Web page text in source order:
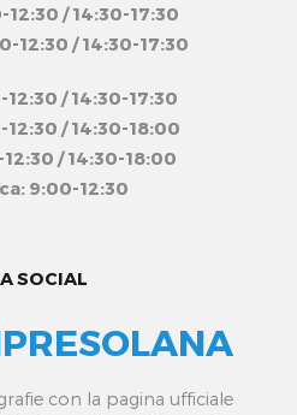
/ 14:30-17:30
12:30 / 14:30-17:30
/ 14:30-17:30
/ 14:30-18:00
/ 14:30-18:00
9:00-12:30
SOCIAL
con la pagina ufficiale